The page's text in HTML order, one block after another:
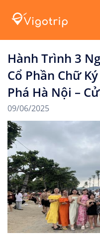
Trang chủ
Lưu trú
Lưu trú
Tất cả
Khách sạn
Resort
Homestay
Villa
Du thuyền
Nhà Nghỉ
Tour
Địa danh
Tin tức
Tin tức
Tin tức VIGOTRIP
Tin tức - Sự Kiện
Khuyến mại
Cẩm nang du lịch
Dịch vụ du lịch
Đăng nhập/
Hành Trình 3
Cổ Phần Chữ
Phá Hà Nội –
09/06/2025